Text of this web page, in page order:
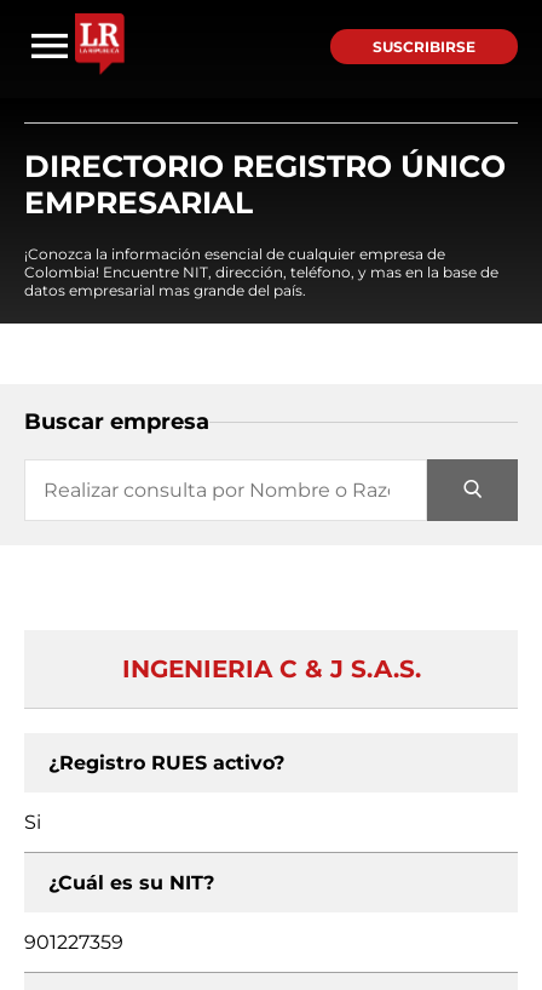
SUSCRIBIRSE
DIRECTORIO REGISTRO ÚNICO
EMPRESARIAL
¡Conozca la información esencial de cualquier empresa de
Colombia! Encuentre NIT, dirección, teléfono, y mas en la base de
datos empresarial mas grande del país.
Buscar empresa
INGENIERIA C & J S.A.S.
¿Registro RUES activo?
Si
¿Cuál es su NIT?
901227359